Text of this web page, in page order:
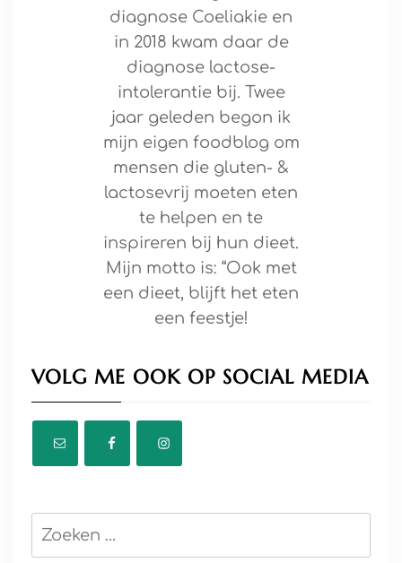
diagnose Coeliakie en
in 2018 kwam daar de
diagnose lactose-
intolerantie bij. Twee
jaar geleden begon ik
mijn eigen foodblog om
mensen die gluten- &
lactosevrij moeten eten
te helpen en te
inspireren bij hun dieet.
Mijn motto is: “Ook met
een dieet, blijft het eten
een feestje!
VOLG ME OOK OP SOCIAL MEDIA
Zoeken